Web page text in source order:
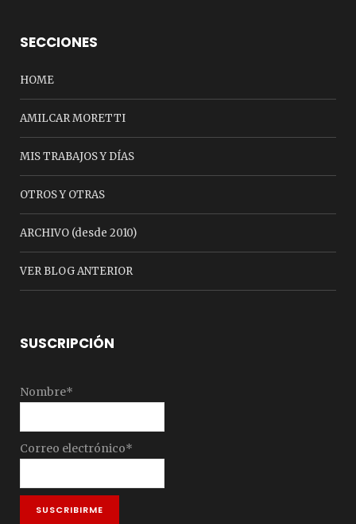
SECCIONES
HOME
AMILCAR MORETTI
MIS TRABAJOS Y DÍAS
OTROS Y OTRAS
ARCHIVO (desde 2010)
VER BLOG ANTERIOR
SUSCRIPCIÓN
Nombre*
Correo electrónico*